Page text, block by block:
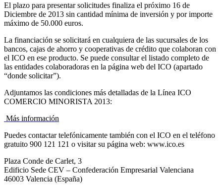
El plazo para presentar solicitudes finaliza el próximo 16 de
Diciembre de 2013 sin cantidad mínima de inversión y por importe
máximo de 50.000 euros.
La financiación se solicitará en cualquiera de las sucursales de los
bancos, cajas de ahorro y cooperativas de crédito que colaboran con
el ICO en ese producto. Se puede consultar el listado completo de
las entidades colaboradoras en la página web del ICO (apartado
“donde solicitar”).
Adjuntamos las condiciones más detalladas de la Línea ICO
COMERCIO MINORISTA 2013:
Más información
Puedes contactar telefónicamente también con el ICO en el teléfono
gratuito 900 121 121 o visitar su página web: www.ico.es
Plaza Conde de Carlet, 3
Edificio Sede CEV – Confederación Empresarial Valenciana
46003 Valencia (España)